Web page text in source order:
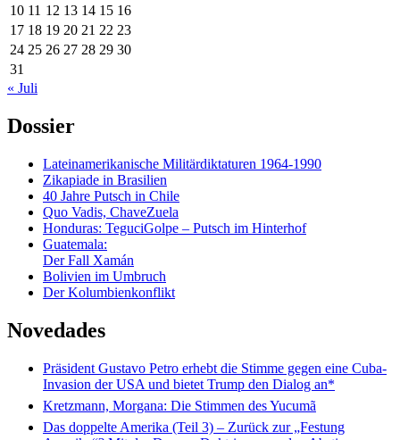
10 11 12 13 14 15 16
17 18 19 20 21 22 23
24 25 26 27 28 29 30
31
« Juli
Dossier
Lateinamerikanische Militärdiktaturen 1964-1990
Zikapiade in Brasilien
40 Jahre Putsch in Chile
Quo Vadis, ChaveZuela
Honduras: TeguciGolpe – Putsch im Hinterhof
Guatemala:
Der Fall Xamán
Bolivien im Umbruch
Der Kolumbienkonflikt
Novedades
Präsident Gustavo Petro erhebt die Stimme gegen eine Cuba-
Invasion der USA und bietet Trump den Dialog an*
Kretzmann, Morgana: Die Stimmen des Yucumã
Das doppelte Amerika (Teil 3) – Zurück zur „Festung